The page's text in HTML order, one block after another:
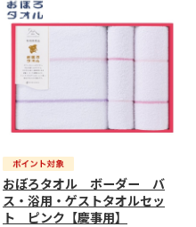
おぼろタオル ボーダー バ
ス・浴用・ゲストタオルセッ
ト ピンク【慶事用】